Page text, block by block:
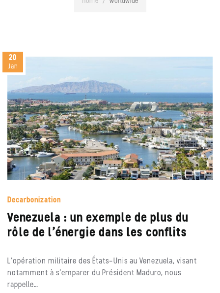
20
Jan
Decarbonization
Venezuela : un exemple de plus du
rôle de l’énergie dans les conflits
L’opération militaire des États-Unis au Venezuela, visant
notamment à s’emparer du Président Maduro, nous
rappelle…